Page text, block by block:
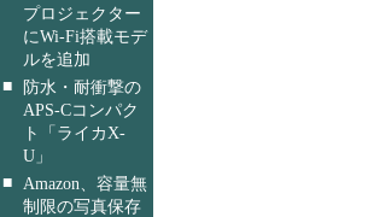
プロジェクター
にWi-Fi搭載モデ
ルを追加
■
防水・耐衝撃の
APS-Cコンパク
ト「ライカX-
U」
■
Amazon、容量無
制限の写真保存